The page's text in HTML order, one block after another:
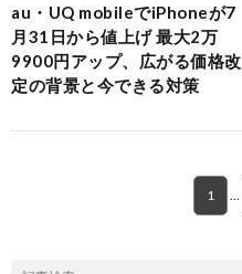
au・UQ mobileでiPhoneが7
月31日から値上げ 最大2万
9900円アップ、広がる価格改
定の背景と今できる対策
1 …